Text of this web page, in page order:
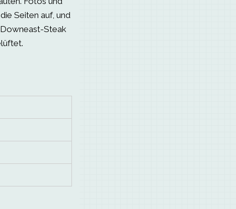
Seiten auf, und
Steak